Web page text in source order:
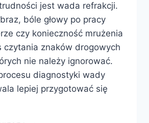
jest wada refrakcji.
bóle głowy po pracy
czy konieczność mrużenia
czytania znaków drogowych
nie należy ignorować.
diagnostyki wady
lepiej przygotować się